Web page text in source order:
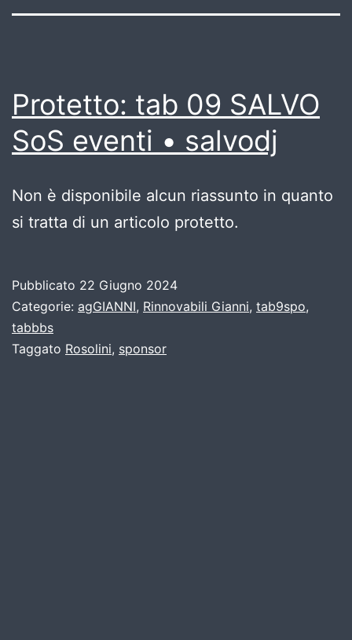
Protetto: tab 09 SALVO
SoS eventi • salvodj
Non è disponibile alcun riassunto in quanto
si tratta di un articolo protetto.
Pubblicato 22 Giugno 2024
Categorie: agGIANNI, Rinnovabili Gianni, tab9spo,
tabbbs
Taggato Rosolini, sponsor